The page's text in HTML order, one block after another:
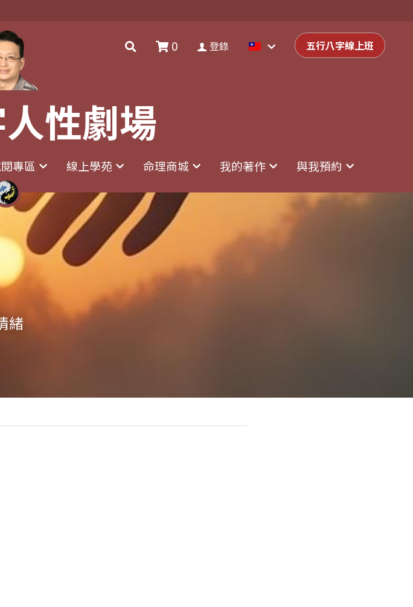
性劇場
專區 線上學苑 命理商城 我的著作 與我預約
0 登錄 五行八字線上班
性劇場
專區 線上學苑 命理商城 我的著作 與我預約
0 登錄 五行八字線上班
緒